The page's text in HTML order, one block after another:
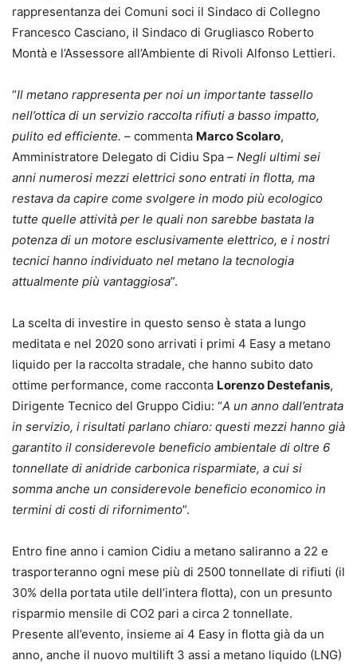
rappresentanza dei Comuni soci il Sindaco di Collegno
Francesco Casciano, il Sindaco di Grugliasco Roberto
Montà e l’Assessore all’Ambiente di Rivoli Alfonso Lettieri.
“Il metano rappresenta per noi un importante tassello
nell’ottica di un servizio raccolta rifiuti a basso impatto,
pulito ed efficiente. – commenta Marco Scolaro,
Amministratore Delegato di Cidiu Spa – Negli ultimi sei
anni numerosi mezzi elettrici sono entrati in flotta, ma
restava da capire come svolgere in modo più ecologico
tutte quelle attività per le quali non sarebbe bastata la
potenza di un motore esclusivamente elettrico, e i nostri
tecnici hanno individuato nel metano la tecnologia
attualmente più vantaggiosa”.
La scelta di investire in questo senso è stata a lungo
meditata e nel 2020 sono arrivati i primi 4 Easy a metano
liquido per la raccolta stradale, che hanno subito dato
ottime performance, come racconta Lorenzo Destefanis,
Dirigente Tecnico del Gruppo Cidiu: “A un anno dall’entrata
in servizio, i risultati parlano chiaro: questi mezzi hanno già
garantito il considerevole beneficio ambientale di oltre 6
tonnellate di anidride carbonica risparmiate, a cui si
somma anche un considerevole beneficio economico in
termini di costi di rifornimento”.
Entro fine anno i camion Cidiu a metano saliranno a 22 e
trasporteranno ogni mese più di 2500 tonnellate di rifiuti (il
30% della portata utile dell’intera flotta), con un presunto
risparmio mensile di CO2 pari a circa 2 tonnellate.
Presente all’evento, insieme ai 4 Easy in flotta già da un
anno, anche il nuovo multilift 3 assi a metano liquido (LNG)